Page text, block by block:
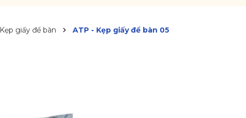
Kẹp giấy để bàn ATP - Kẹp giấy để bàn 05